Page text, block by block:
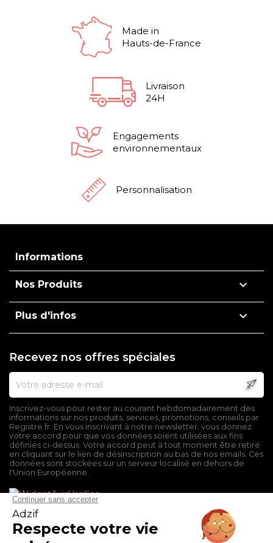
Made in
Hauts-de-France
Livraison
24H
Engagements
environnementaux
Personnalisation
Informations
Nos Produits 
Plus d'infos 
Recevez nos offres spéciales
Inscrivez-vous pour rester au courant hebdomadairement des
informations sur nos produits, services, promotions, conseils par
Registre.fr. En vous inscrivant à notre newsletter, vous donnez
votre accord pour que vos données soient utilisées aux fins
définies ci-dessus. Votre accord peut à tout moment être retiré
en cliquant sur le lien de désinscription au bas de nos emails. Ces
données sont stockées sur un serveur localisé en dehors de
l'Union Européenne.